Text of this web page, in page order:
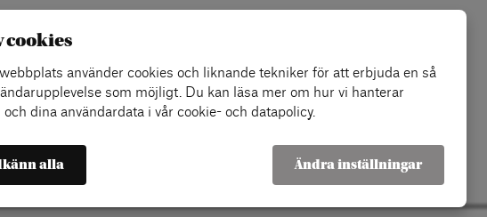
cookies
använder cookies och liknande tekniker för att erbjuda en så
som möjligt. Du kan läsa mer om hur vi hanterar
och dina användardata i vår cookie- och datapolicy.
alla Ändra inställningar